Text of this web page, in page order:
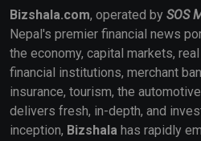
Bizshala.com, operated by SOS
Nepal's premier financial news
the economy, capital markets,
financial institutions, merchant
insurance, tourism, the
delivers fresh, in-depth, and
inception, Bizshala has rapidly